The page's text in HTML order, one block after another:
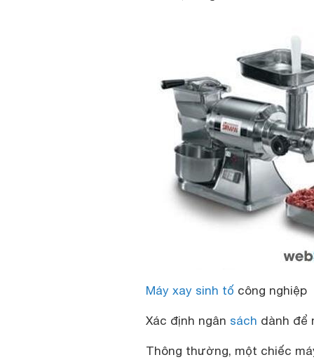
Máy xay sinh tố công nghiệp
Xác định ngân sách dành để
Thông thường, một chiếc